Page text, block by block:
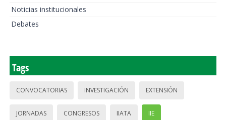
Noticias institucionales
Debates
Tags
CONVOCATORIAS INVESTIGACIÓN EXTENSIÓN
JORNADAS CONGRESOS IIATA IIE